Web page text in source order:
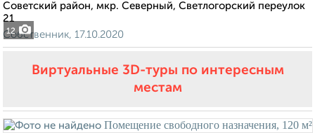
12
Советский район, мкр. Северный, Светлогорский переулок
21
Собственник, 17.10.2020
Виртуальные 3D-туры по интересным
местам